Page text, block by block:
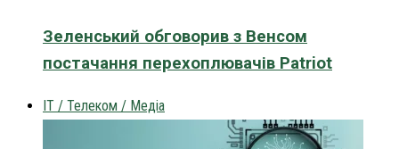
Зеленський обговорив з Венсом
постачання перехоплювачів Patriot
IT / Телеком / Медіа